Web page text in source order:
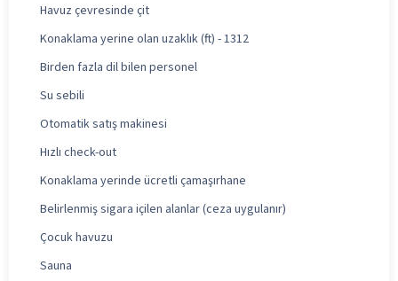
Havuz çevresinde çit
Konaklama yerine olan uzaklık (ft) - 1312
Birden fazla dil bilen personel
Su sebili
Otomatik satış makinesi
Hızlı check-out
Konaklama yerinde ücretli çamaşırhane
Belirlenmiş sigara içilen alanlar (ceza uygulanır)
Çocuk havuzu
Sauna